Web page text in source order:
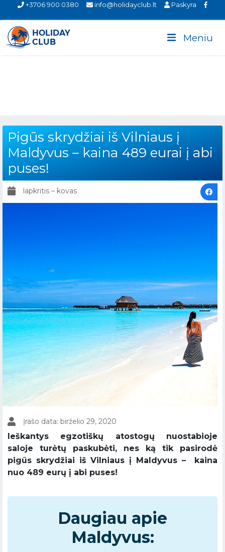
+3706 900 0380 info@holidayclub.lt Paskyra
Meniu
Pigūs skrydžiai iš Vilniaus į
Maldyvus – kaina 489 eurai į abi
puses!
lapkritis – kovas
Įrašo data: birželio 29, 2020
Ieškantys egzotiškų atostogų nuostabioje
saloje turėtų paskubėti, nes ką tik pasirodė
pigūs skrydžiai iš Vilniaus į Maldyvus – kaina
nuo 489 eurų į abi puses!
Daugiau apie
Maldyvus: